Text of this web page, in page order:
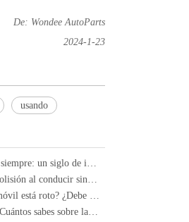
De: Wondee AutoParts
2024-1-23
usando
Cómo los semi-camiones cambiaron la carga para siempre: un siglo de innovación
¿Se abrirán airbags normalmente en caso de una colisión al conducir sin usar cinturones de seguridad?
¿Cómo saber si el absorbedor de choque del automóvil está roto? ¿Debe ser reemplazado en parejas?
¿Puedes usar cerraduras para niños en los autos? ¿Cuántos sabes sobre las funciones ocultas en los autos?